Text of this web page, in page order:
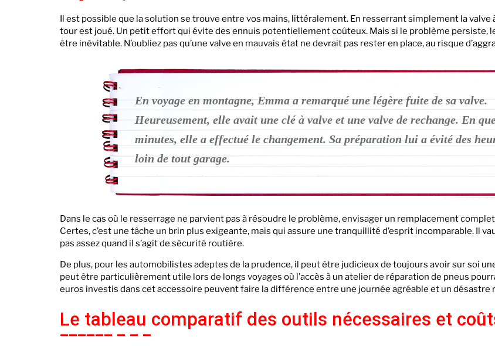
Il est possible que la solution se trouve entre vos mains, littéralement. En resserrant simplement la valve à
tour est joué. Un petit effort qui évite des ennuis potentiellement coûteux. Mais si le problème persiste,
être inévitable. N’oubliez pas qu’une valve en mauvais état ne devrait pas rester en place, au risque
En voyage en montagne, Emma a remarqué une légère fuite de sa valve.
Heureusement, elle avait une clé à valve et une valve de rechange. En
minutes, elle a effectué le changement. Sa préparation lui a évité des
loin de tout garage.
Dans le cas où le resserrage ne parvient pas à résoudre le problème, envisager un remplacement
Certes, c’est une tâche un brin plus exigeante, mais qui assure une tranquillité d’esprit incomparable. Il
pas assez quand il s’agit de sécurité routière.
De plus, pour les automobilistes adeptes de la prudence, il peut être judicieux de toujours avoir sur soi
peut être particulièrement utile lors de longs voyages où l’accès à un atelier de réparation de pneus
euros investis dans cet accessoire peuvent faire la différence entre une journée agréable et un désastre
Le tableau comparatif des outils nécessaires et